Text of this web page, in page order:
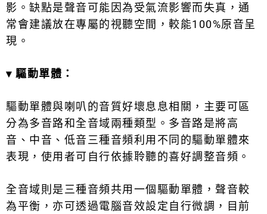
影。缺點是聲音可能因為受氣流影響而失真，通
常會建議放在專屬的視聽空間，較能100%原音呈
現。
▾ 驅動單體：
驅動單體與喇叭的音質好壞息息相關，主要可區
分為多音路和全音域兩種類型。多音路是將高
音、中音、低音三種音頻利用不同的驅動單體來
表現，使用者可自行依據聆聽的喜好調整音頻。
全音域則是三種音頻共用一個驅動單體，聲音較
為平衡，亦可透過電腦音效設定自行微調，目前